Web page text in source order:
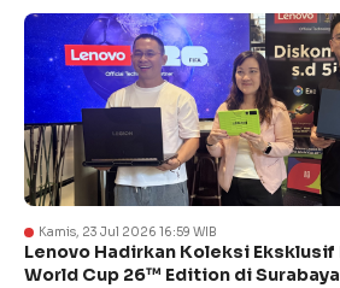
Kamis, 23 Jul 2026 16:59 WIB
Lenovo Hadirkan Koleksi Eksklusif
World Cup 26™ Edition di Surabaya